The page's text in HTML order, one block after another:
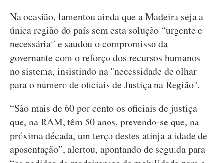
Na ocasião, lamentou ainda que a Madeira seja a
única região do país sem esta solução “urgente e
necessária” e saudou o compromisso da
governante com o reforço dos recursos humanos
no sistema, insistindo na "necessidade de olhar
para o número de oficiais de Justiça na Região".
“São mais de 60 por cento os oficiais de justiça
que, na RAM, têm 50 anos, prevendo-se que, na
próxima década, um terço destes atinja a idade de
aposentação”, alertou, apontando de seguida para